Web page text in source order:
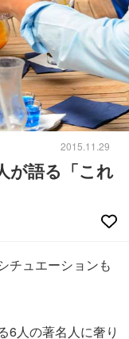
2015.11.29
が語る「これ
チュエーションも
6人の著名人に奢り